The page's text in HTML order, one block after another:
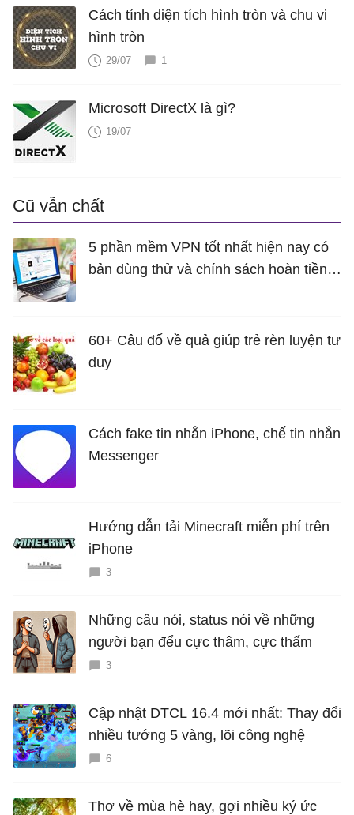
Cách tính diện tích hình tròn và chu vi
hình tròn
29/07 1
Microsoft DirectX là gì?
19/07
Cũ vẫn chất
5 phần mềm VPN tốt nhất hiện nay có
bản dùng thử và chính sách hoàn tiền
60+ Câu đố về quả giúp trẻ rèn luyện tư
duy
Cách fake tin nhắn iPhone, chế tin nhắn
Messenger
Hướng dẫn tải Minecraft miễn phí trên
iPhone
3
Những câu nói, status nói về những
người bạn đểu cực thâm, cực thấm
3
Cập nhật DTCL 16.4 mới nhất: Thay đổi
nhiều tướng 5 vàng, lõi công nghệ
6
Thơ về mùa hè hay, gợi nhiều ký ức